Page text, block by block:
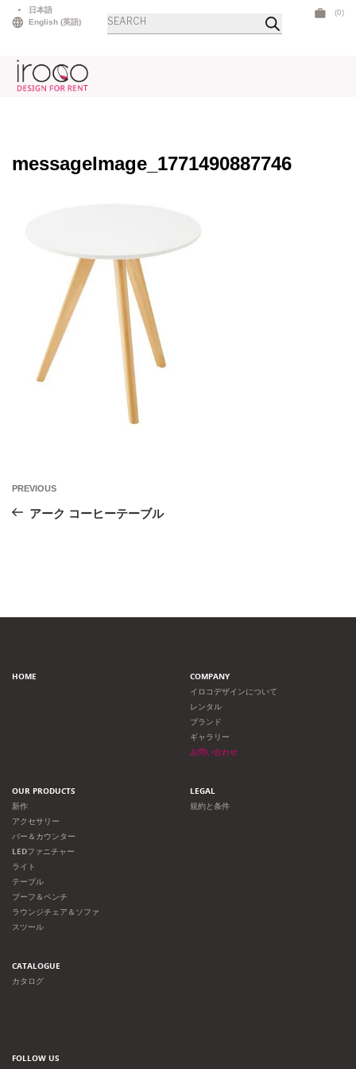
日本語
English (英語)
商
品
(0)
messageImage_1771490887746
投
稿
ゲ
シ
Previous
PREVIOUS
アーク コーヒーテーブル
HOME
COMPANY
イロコデザインについて
レンタル
ブランド
ギャラリー
お問い合わせ
OUR PRODUCTS
新作
アクセサリー
バー＆カウンター
LEDファニチャー
ライト
テーブル
プーフ＆ベンチ
ラウンジチェア＆ソファ
スツール
LEGAL
規約と条件
CATALOGUE
カタログ
FOLLOW US